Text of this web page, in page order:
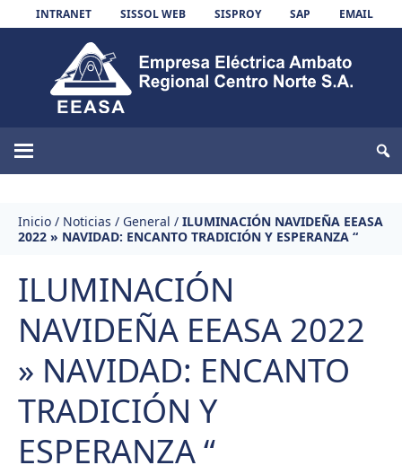
Skip to content
INTRANET SISSOL WEB SISPROY SAP EMAIL
EEASA
Inicio / Noticias / General / ILUMINACIÓN NAVIDEÑA EEASA
2022 » NAVIDAD: ENCANTO TRADICIÓN Y ESPERANZA “
ILUMINACIÓN
NAVIDEÑA EEASA 2022
» NAVIDAD: ENCANTO
TRADICIÓN Y
ESPERANZA “